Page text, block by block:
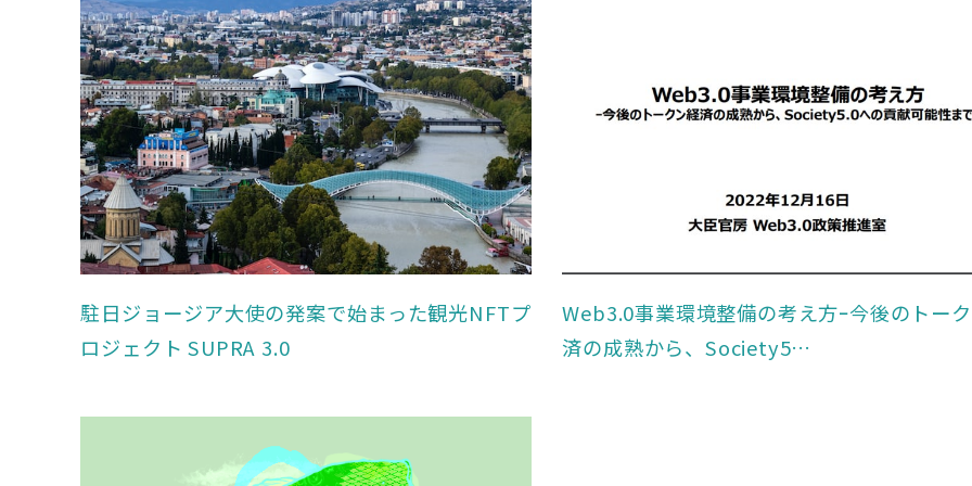
駐日ジョージア大使の発案で始まった観光NFTプ
ロジェクト SUPRA 3.0
Web3.0事業環境整備の考え方ｰ今後のトー
済の成熟から、Society5…